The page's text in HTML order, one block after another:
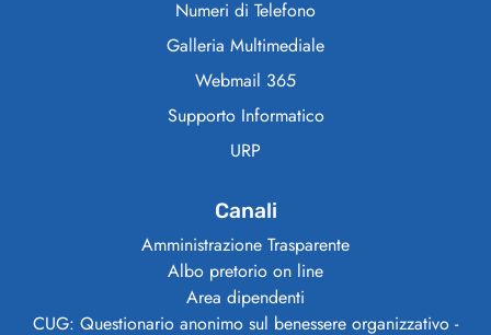
Numeri di Telefono
Galleria Multimediale
Webmail 365
Supporto Informatico
URP
Canali
Amministrazione Trasparente
Albo pretorio on line
Area dipendenti
CUG: Questionario anonimo sul benessere organizzativo -